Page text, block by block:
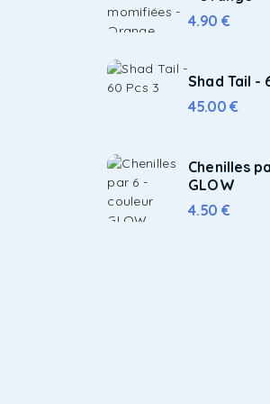
4.90 €
Shad Tail -
45.00€
Chenilles
GLOW
4.50 €